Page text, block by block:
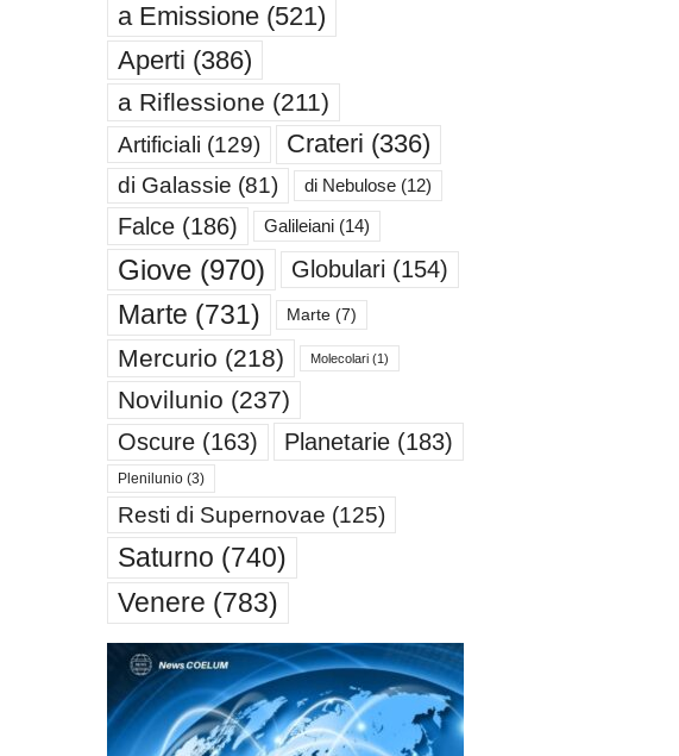
a Emissione(521)
Aperti (386)
a Riflessione (211)
Artificiali (129) Crateri (336)
di Galassie (81) di Nebulose(12)
Falce(186) Galileiani(14)
Giove(970) Globulari (154)
Marte (731) Marte(7)
Mercurio (218) Molecolari(1)
Novilunio (237)
Oscure(163) Planetarie(183)
Plenilunio(3)
Resti di Supernovae (125)
Saturno (740)
Venere (783)